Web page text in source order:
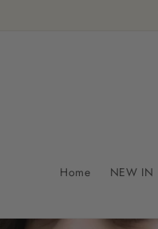
Home NEW IN